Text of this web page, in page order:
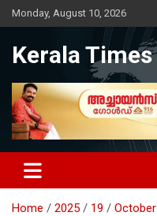
Skip
to
Monday, August 10, 2026
Kerala Times
Home 2025 19
October